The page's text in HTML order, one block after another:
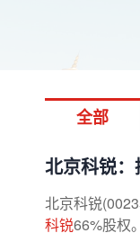
全部
北京科锐
北京科锐
科锐66%股权